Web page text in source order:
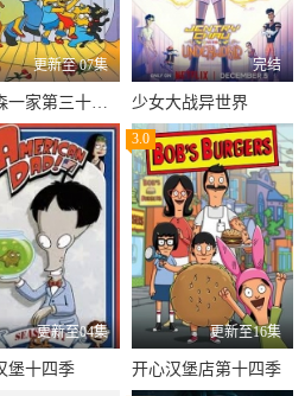
更新至 07集
辛普森一家第三十六季
完结
少女大战异世界
更新至04集
堡十四季
3.0
更新至16集
开心汉堡店第十四季